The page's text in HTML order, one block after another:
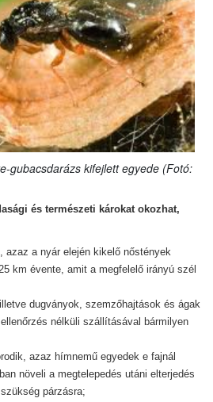
gubacsdarázs kifejlett egyede (Fotó:
és természeti károkat okozhat,
azaz a nyár elején kikelő nőstények
km évente, amit a megfelelő irányú szél
dugványok, szemzőhajtások és ágak
nélküli szállításával bármilyen
azaz hímnemű egyedek e fajnál
növeli a megtelepedés utáni elterjedés
párzásra;